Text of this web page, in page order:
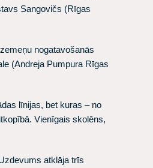
Sangovičs (Rīgas
nogatavošanās
(Andreja Pumpura Rīgas
līnijas, bet kuras – no
Vienīgais skolēns,
atklāja trīs